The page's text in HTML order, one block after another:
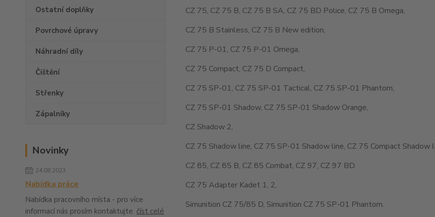
Ostatní doplňky
Povrchové úpravy
Náhradní díly
Čištění
Střenky
Zápalníky
Novinky
24.08.2023
Nabídka práce
Nabídka pracovního místa - pro více
informací nás prosím kontaktujte. číst celé
CZ 75, CZ 75 B, CZ 75 B SA, CZ 75 BD Police, CZ 75 B Omega,
CZ 75 B Stainless, CZ 75 B New edition,
CZ 75 P-01, CZ 75 P-01 Omega,
CZ 75 Compact, CZ 75 D Compact,
CZ 75 SP-01, CZ 75 SP-01 Tactical, CZ 75 SP-01 Phantom,
CZ 75 SP-01 Shadow, CZ 75 SP-01 Shadow Orange,
CZ Shadow 2,
CZ 75 Shadow line, CZ 75 SP-01 Shadow line, CZ 75 Compact Shadow
CZ 85, CZ 85 B, CZ 85 Combat, CZ 97, CZ 97 BD.
CZ 75 Adapter Kadet 1, 2,
Simunition CZ 75/85 D, Simunition CZ 75 SP-01 Phantom.